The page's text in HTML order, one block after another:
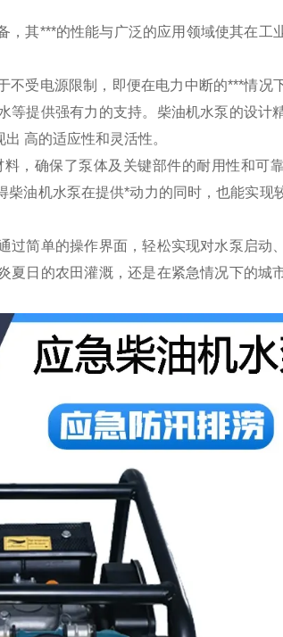
其***的性能与广泛的应用领域使其在工
受电源限制，即便在电力中断的***情况
等提供强有力的支持。柴油机水泵的设计
高的适应性和灵活性。
，确保了泵体及关键部件的耐用性和可
油机水泵在提供*动力的同时，也能实现
过简单的操作界面，轻松实现对水泵启动
日的农田灌溉，还是在紧急情况下的城